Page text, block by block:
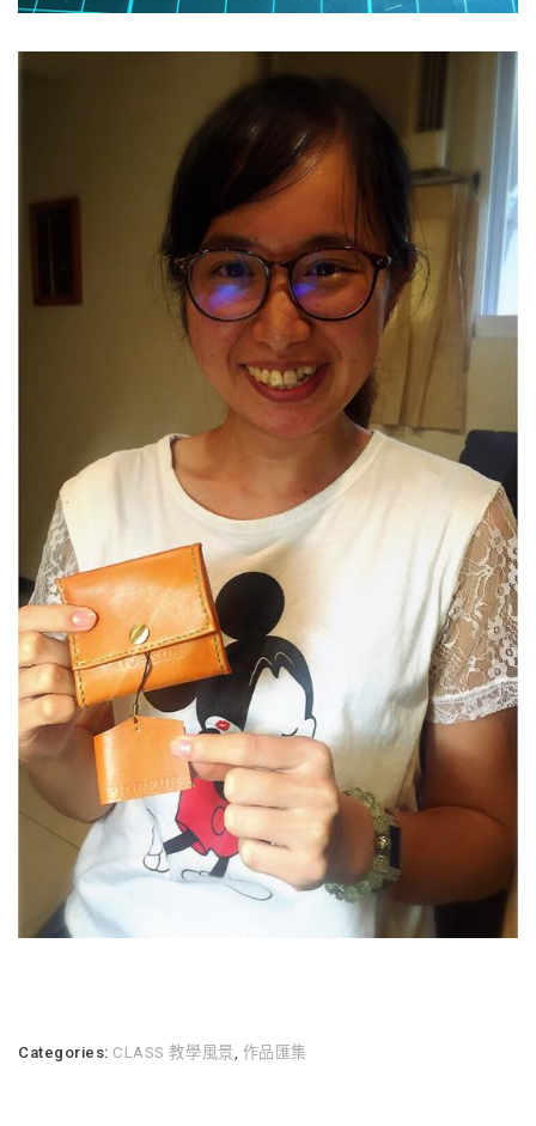
Categories: CLASS 教學風景, 作品匯集